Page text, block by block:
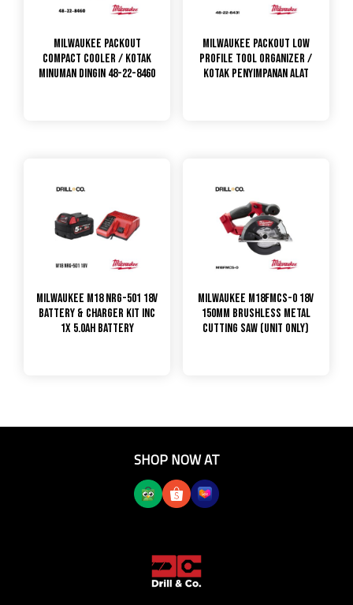
Milwaukee PACKOUT
Compact Cooler / Kotak
Minuman Dingin 48-22-8460
Milwaukee Packout Low
Profile Tool Organizer /
Kotak Penyimpanan Alat
MILWAUKEE M18 NRG-501 18V
BATTERY & CHARGER KIT INC
1X 5.0AH BATTERY
Milwaukee M18FMCS-0 18V
150MM Brushless Metal
Cutting Saw (Unit Only)
SHOP NOW AT